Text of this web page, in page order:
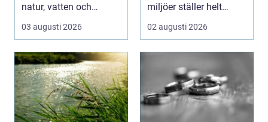
natur, vatten och
bebyggelse på ett
sätt...
03 augusti 2026
miljöer ställer helt
andra krav än i ett ...
02 augusti 2026